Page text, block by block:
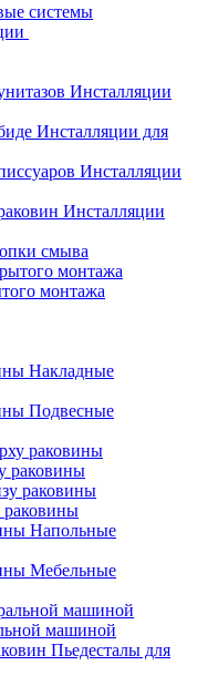
системы
Инсталляции
Инсталляции для
Инсталляции
Инсталляции
смыва
монтажа
Накладные
Подвесные
раковины
раковины
Напольные
Мебельные
машиной
Пьедесталы для